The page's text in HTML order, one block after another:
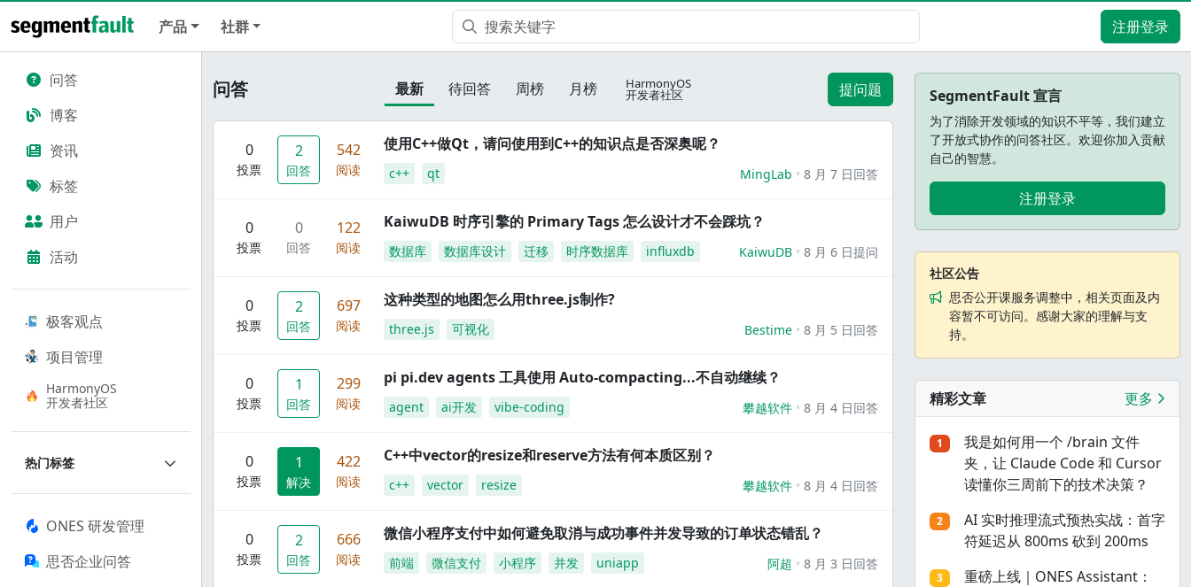
产品 社群 注册登录
问答
博客
资讯
标签
用户
活动
极客观点
项目管理
HarmonyOS
开发者社区
热门标签
ONES 研发管理
思否企业问答
问答 最新 待回答 周榜 月榜 HarmonyOS
开发者社区 提问题
0
投票
2
回答
542
阅读
使用C++做Qt，请问使用到C++的知识点是否深奥呢？
c++ qt MingLab 8 月 7 日回答
0
投票
0
回答
122
阅读
KaiwuDB 时序引擎的 Primary Tags 怎么设计才不会踩坑？
数据库 数据库设计 迁移 时序数据库 influxdb KaiwuDB 8 月 6 日提问
0
投票
2
回答
697
阅读
这种类型的地图怎么用three.js制作?
three.js 可视化 Bestime 8 月 5 日回答
0
投票
1
回答
299
阅读
pi pi.dev agents 工具使用 Auto-compacting...不自动继续？
agent ai开发 vibe-coding 攀越软件 8 月 4 日回答
0
投票
1
解决
422
阅读
C++中vector的resize和reserve方法有何本质区别？
c++ vector resize 攀越软件 8 月 4 日回答
0
投票
2
回答
666
阅读
微信小程序支付中如何避免取消与成功事件并发导致的订单状态错乱？
前端 微信支付 小程序 并发 uniapp 阿超 8 月 3 日回答
SegmentFault 宣言
为了消除开发领域的知识不平等，我们建立
了开放式协作的问答社区。欢迎你加入贡献
自己的智慧。
注册登录
社区公告
思否公开课服务调整中，相关页面及内
容暂不可访问。感谢大家的理解与支
持。
精彩文章 更多
1
我是如何用一个 /brain 文件
夹，让 Claude Code 和 Cursor
读懂你三周前下的技术决策？
2
AI 实时推理流式预热实战：首字
符延迟从 800ms 砍到 200ms
3
重磅上线｜ONES Assistant：